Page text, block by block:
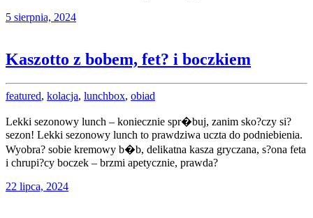
5 sierpnia, 2024
Kaszotto z bobem, fet? i boczkiem
featured, kolacja, lunchbox, obiad
Lekki sezonowy lunch – koniecznie spr�buj, zanim sko?czy si?
sezon! Lekki sezonowy lunch to prawdziwa uczta do podniebienia.
Wyobra? sobie kremowy b�b, delikatna kasza gryczana, s?ona feta
i chrupi?cy boczek – brzmi apetycznie, prawda?
22 lipca, 2024